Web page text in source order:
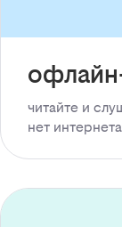
читайте и
нет интернета